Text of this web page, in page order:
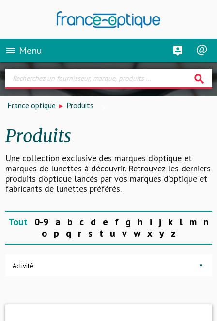
menu Menu
search
France optique Produits
Produits
Une collection exclusive des marques d’optique et
marques de lunettes à découvrir. Retrouvez les derniers
produits d’optique lancés par vos marques d’optique et
fabricants de lunettes préférés.
Tout 0-9 a b c d e f g h i j k l m n
o p q r s t u v w x y z
Activité